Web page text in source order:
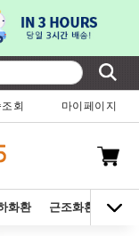
회 마이페이지
화환 근조화환 동양